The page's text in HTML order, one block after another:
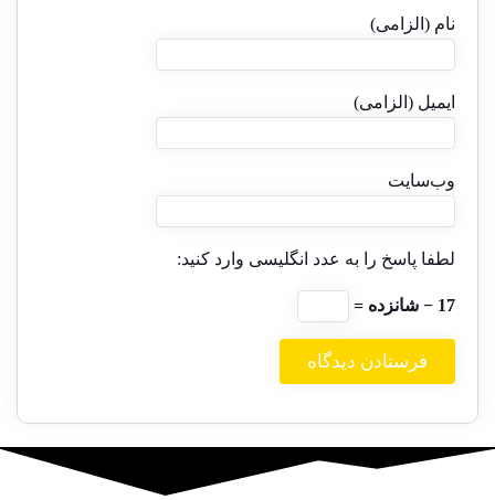
نام (الزامی)
ایمیل (الزامی)
وب‌سایت
لطفا پاسخ را به عدد انگلیسی وارد کنید: